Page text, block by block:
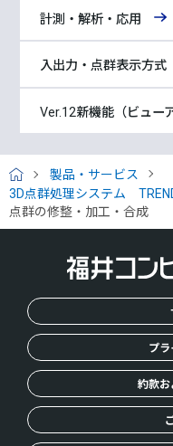
計測・解析・応用
入出力・点群表示方式
Ver.12新機能（ビュー
H
O
M
製品・サービス
3D点群処理システム
点群の修整・加工・合成
プラ
約款お